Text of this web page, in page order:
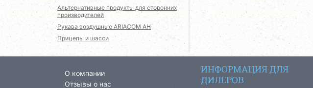
Альтернативные продукты для сторонних
производителей
Рукава воздушные ARIACOM AH
Прицепы и шасси
О компании
Отзывы о нас
ИНФОРМАЦИЯ ДЛЯ
ДИЛЕРОВ